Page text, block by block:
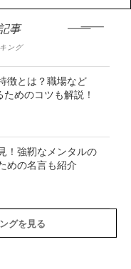
事
ング
徴とは？職場など
めのコツも解説！
！強靭なメンタルの
めの名言も紹介
グを見る